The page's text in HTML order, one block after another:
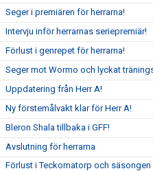
Seger i premiären för herrarna!
Intervju inför herrarnas seriepremiär!
Förlust i genrepet för herrarna!
Seger mot Wormo och lyckat
Uppdatering från Herr A!
Ny förstemålvakt klar för Herr A!
Bleron Shala tillbaka i GFF!
Avslutning för herrarna
Förlust i Teckomatorp och